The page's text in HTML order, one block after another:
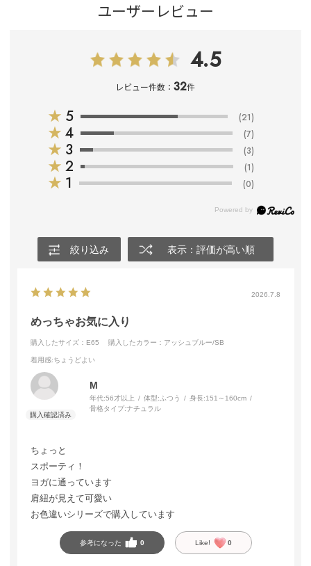
ユーザーレビュー
4.5
レビュー件数：32件
★ 5 (21)
★ 4 (7)
★ 3 (3)
★ 2 (1)
★ 1 (0)
絞り込み 表示：評価が高い順
2026.7.8
めっちゃお気に入り
購入したサイズ：E65 購入したカラー：アッシュブルー/SB
着用感:ちょうどよい
M
年代:56才以上 体型: ふつう 身長:151～160cm
骨格タイプ:ナチュラル
ちょっと
スポーティ！
ヨガに通っています
肩紐が見えて可愛い
お色違いシリーズで購入しています
参考になった 0 Like! 0